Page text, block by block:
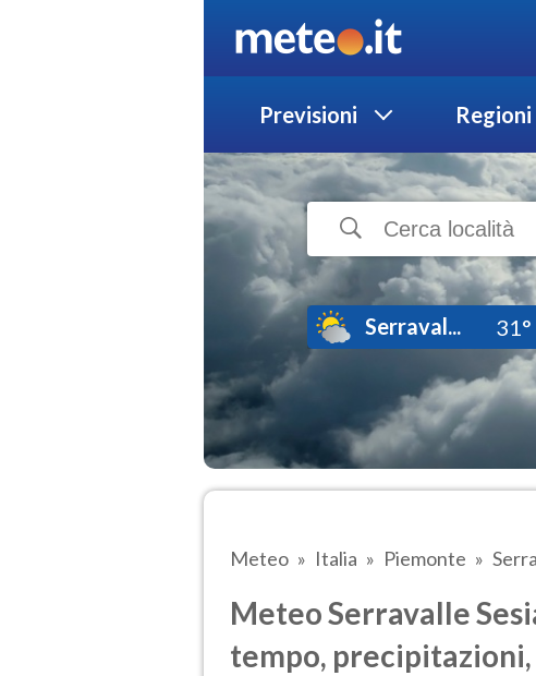
Previsioni Regioni
Serraval... 31°
Meteo Italia Piemonte
Meteo Serravalle
tempo,